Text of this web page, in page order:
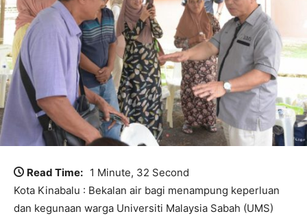
Read Time: 1 Minute, 32 Second
Kota Kinabalu : Bekalan air bagi menampung keperluan
dan kegunaan warga Universiti Malaysia Sabah (UMS)